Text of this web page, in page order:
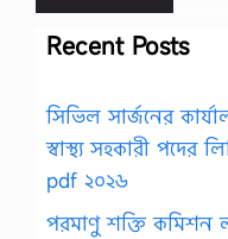
Recent Posts
সিভিল সার্জনের
স্বাস্থ্য সহকারী পদের
pdf ২০২৬
পরমাণু শক্তি কমিশন